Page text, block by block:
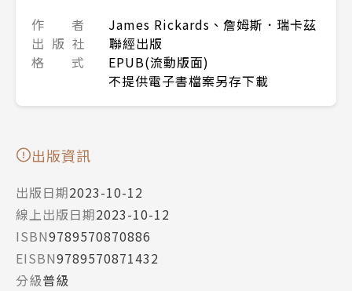
作 者
James Rickards、詹姆斯．瑞卡茲
出 版 社
聯經出版
格 式
EPUB(流動版面)
不提供電子書檔案另存下載
出版資訊
出版日期2023-10-12
線上出版日期2023-10-12
ISBN9789570870886
EISBN9789570871432
分級普級